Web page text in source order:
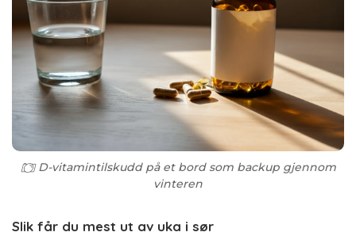
D-vitamintilskudd på et bord som backup gjennom
vinteren
Slik får du mest ut av uka i sør